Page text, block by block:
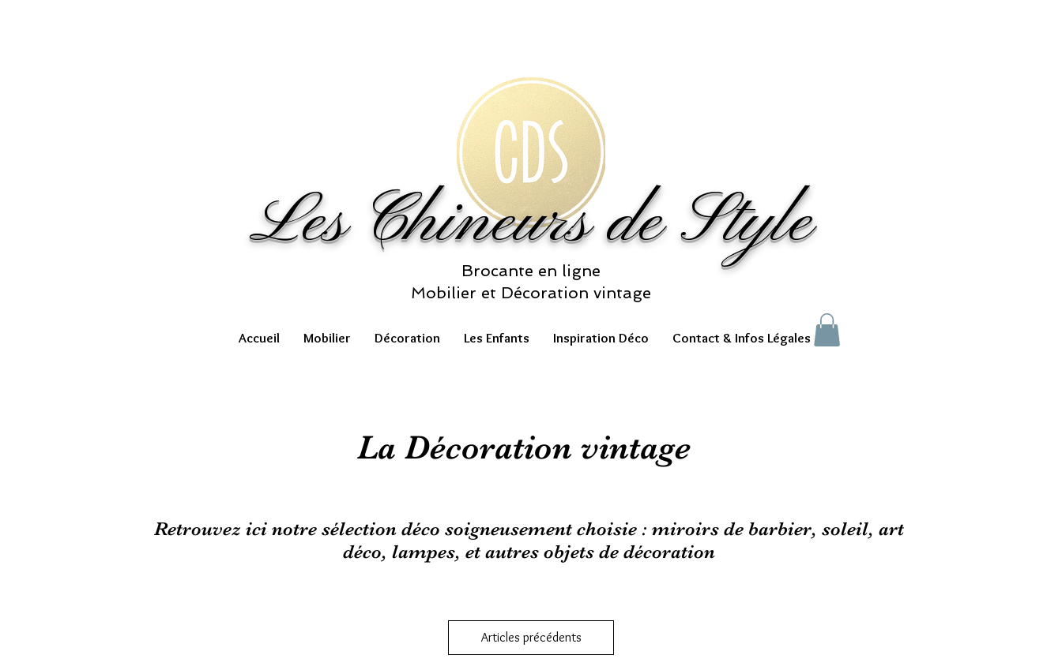
Les Chineurs de Style
Brocante en ligne
Mobilier et Décoration vintage
Accueil Mobilier Décoration Les Enfants Inspiration Déco Contact & Infos Légales
La Décoration vintage
Retrouvez ici notre sélection déco soigneusement choisie : miroirs de barbier, soleil, art
déco, lampes, et autres objets de décoration
Articles précédents